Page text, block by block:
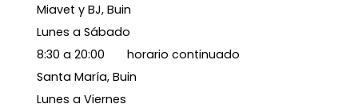
Miavet y BJ, Buin
Lunes a Sábado
8:30 a 20:00 horario continuado
Santa María, Buin
Lunes a Viernes